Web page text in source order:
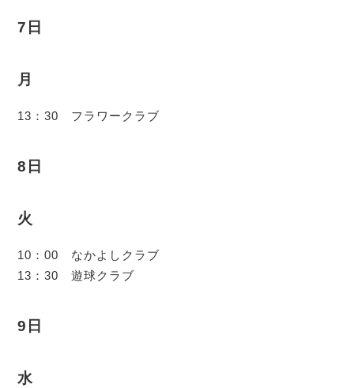
7日
月
13：30 フラワークラブ
8日
火
10：00 なかよしクラブ
13：30 遊球クラブ
9日
水